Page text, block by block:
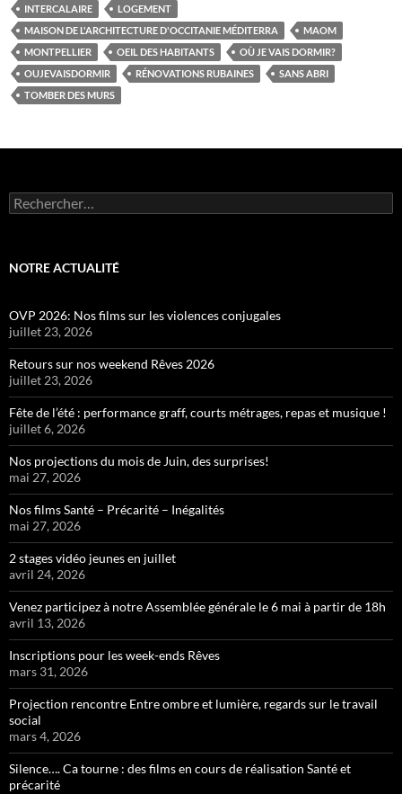
INTERCALAIRE
LOGEMENT
MAISON DE L'ARCHITECTURE D'OCCITANIE MÉDITERRA
MAOM
MONTPELLIER
OEIL DES HABITANTS
OÙ JE VAIS DORMIR?
OUJEVAISDORMIR
RÉNOVATIONS RUBAINES
SANS ABRI
TOMBER DES MURS
Rechercher :
NOTRE ACTUALITÉ
OVP 2026: Nos films sur les violences conjugales
juillet 23, 2026
Retours sur nos weekend Rêves 2026
juillet 23, 2026
Fête de l’été : performance graff, courts métrages, repas et musique !
juillet 6, 2026
Nos projections du mois de Juin, des surprises!
mai 27, 2026
Nos films Santé – Précarité – Inégalités
mai 27, 2026
2 stages vidéo jeunes en juillet
avril 24, 2026
Venez participez à notre Assemblée générale le 6 mai à partir de 18h
avril 13, 2026
Inscriptions pour les week-ends Rêves
mars 31, 2026
Projection rencontre Entre ombre et lumière, regards sur le travail
social
mars 4, 2026
Silence…. Ca tourne : des films en cours de réalisation Santé et
précarité